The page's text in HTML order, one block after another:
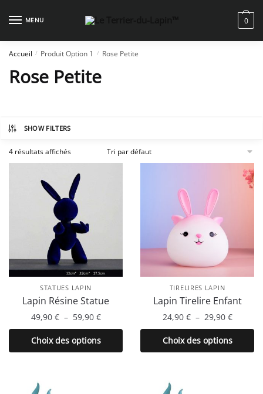
MENU 0
Accueil / Produit Option 1 / Rose Petite
Rose Petite
SHOW FILTERS
4 résultats affichés
STATUES LAPIN
Lapin Résine Statue
49,90 € – 59,90 €Plage
de
prix :
49,90 €
Choix des options
Ce
produit
TIRELIRES LAPIN
Lapin Tirelire Enfant
24,90 € – 29,90 €Plage
de
prix :
24,90 €
Choix des options
Ce
produit